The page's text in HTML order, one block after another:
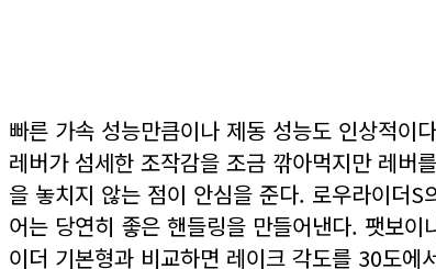
빠른 가속 성능만큼이나 제동 성능도 인상적
레버가 섬세한 조작감을 조금 깎아먹지만 레버
을 놓치지 않는 점이 안심을 준다. 로우라이더
어는 당연히 좋은 핸들링을 만들어낸다. 팻보
이더 기본형과 비교하면 레이크 각도를 30도